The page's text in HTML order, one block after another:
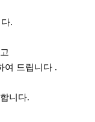
.
여 드립니다 .
니다.